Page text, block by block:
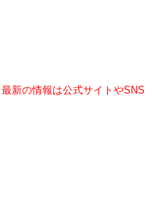
新の情報は公式サイトやSNS